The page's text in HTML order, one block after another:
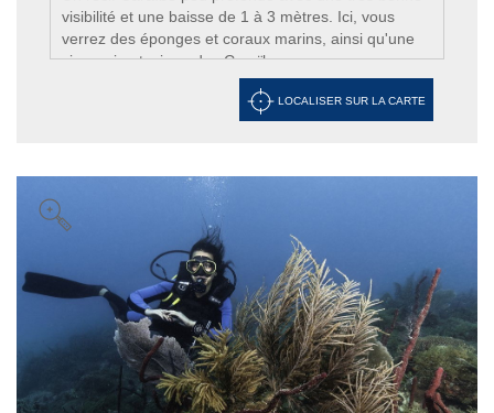
visibilité et une baisse de 1 à 3 mètres. Ici, vous
verrez des éponges et coraux marins, ainsi qu'une
vie marine typique des Caraïbes.
LOCALISER SUR LA CARTE